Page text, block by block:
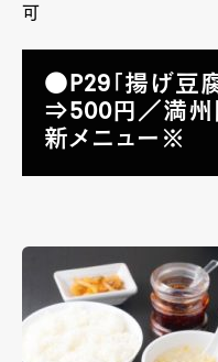
可
●P29「揚げ豆
⇒500円／満州
新メニュー※